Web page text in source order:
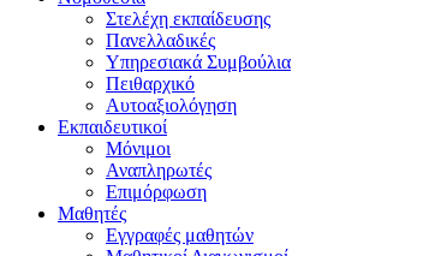
Στελέχη εκπαίδευσης
Πανελλαδικές
Υπηρεσιακά Συμβούλια
Πειθαρχικό
Αυτοαξιολόγηση
Εκπαιδευτικοί
Μόνιμοι
Αναπληρωτές
Επιμόρφωση
Μαθητές
Εγγραφές μαθητών